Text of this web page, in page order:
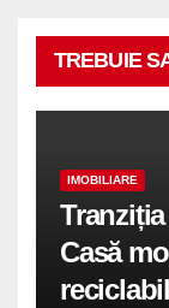
TREBUIE
IMOBILIARE
Casă